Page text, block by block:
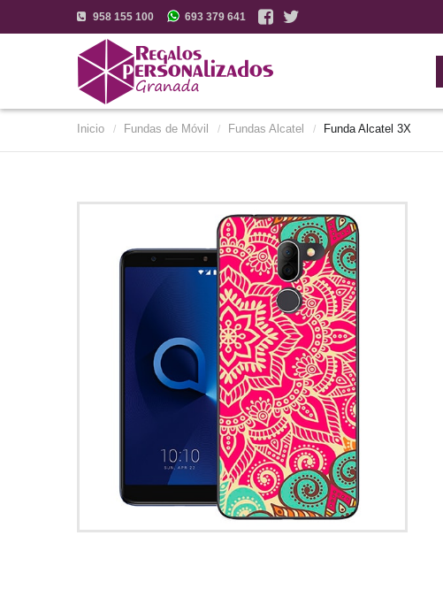
958 155 100 693 379 641
Inicio / Fundas de Móvil / Fundas Alcatel / Funda Alcatel 3X